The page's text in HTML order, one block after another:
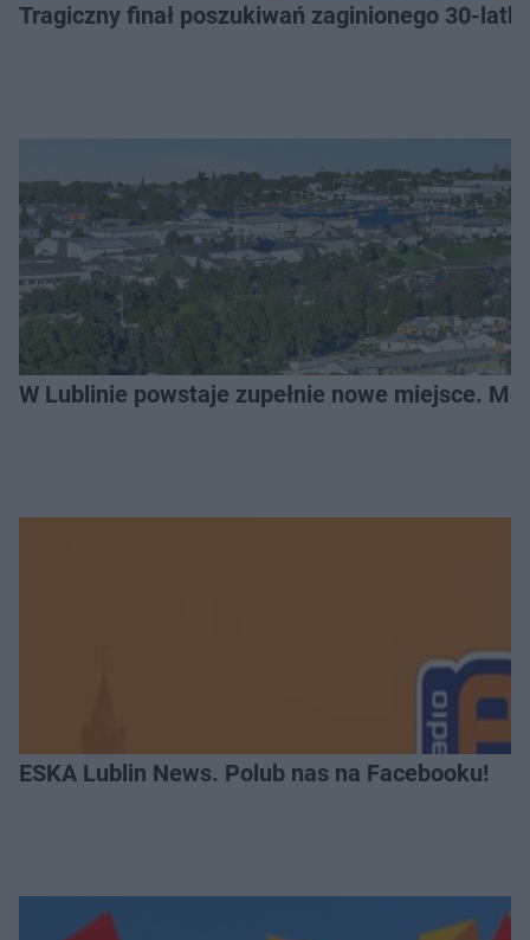
Tragiczny finał poszukiwań zaginionego 30-
W Lublinie powstaje zupełnie nowe miejsce.
ESKA Lublin News. Polub nas na Facebooku!